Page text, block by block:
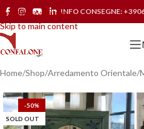
Skip to navigation
Skip to main content
INFO CONSEGNE:
Home/Shop/Arredamento Orientale/
-50%
SOLD OUT